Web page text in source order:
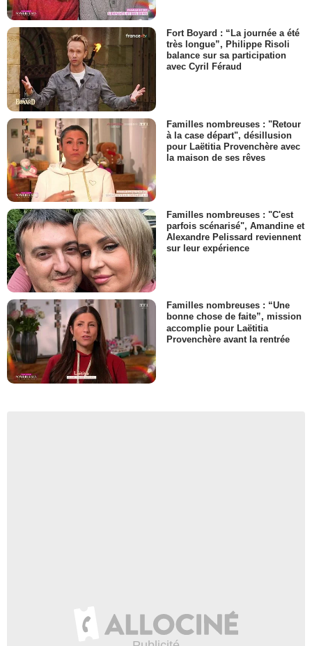
Fort Boyard : “La journée a été
très longue”, Philippe Risoli
balance sur sa participation
avec Cyril Féraud
Familles nombreuses : "Retour
à la case départ", désillusion
pour Laëtitia Provenchère avec
la maison de ses rêves
Familles nombreuses : "C'est
parfois scénarisé", Amandine et
Alexandre Pelissard reviennent
sur leur expérience
Familles nombreuses : “Une
bonne chose de faite”, mission
accomplie pour Laëtitia
Provenchère avant la rentrée